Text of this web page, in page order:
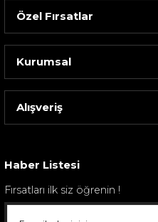
Sarev Elfıda Flanel Nevresim
Özel Fırsatlar
Kurumsal
Alışveriş
Haber Listesi
Fırsatları ilk siz öğrenin !